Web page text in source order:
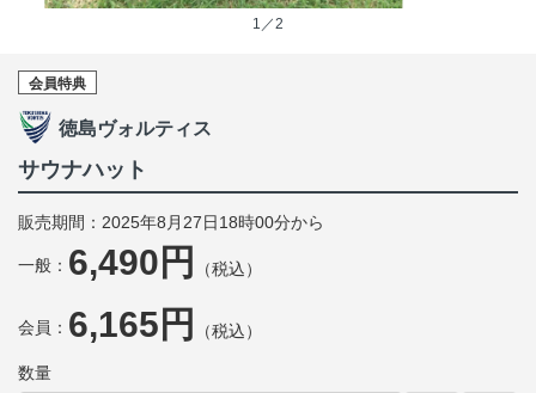
1／2
会員特典
徳島ヴォルティス
サウナハット
販売期間：2025年8月27日18時00分から
一般： 6,490円 （税込）
会員： 6,165円 （税込）
数量